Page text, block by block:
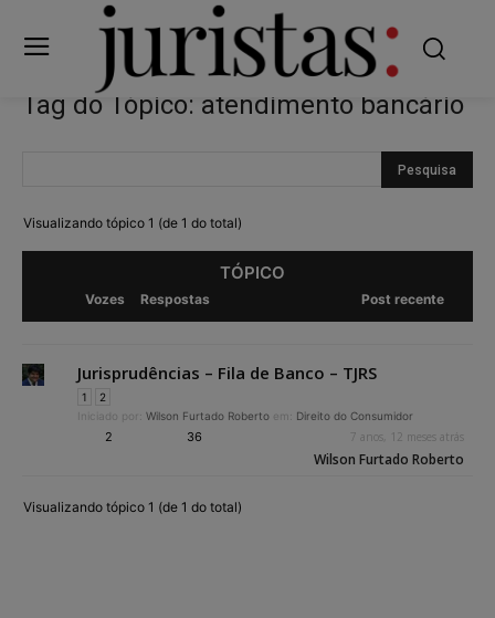
Tag do Tópico: atendimento bancário
Visualizando tópico 1 (de 1 do total)
TÓPICO
Vozes Respostas Post recente
Jurisprudências – Fila de Banco – TJRS
1
2
Iniciado por: Wilson Furtado Roberto em: Direito do Consumidor
2 36 7 anos, 12 meses atrás
Wilson Furtado Roberto
Visualizando tópico 1 (de 1 do total)